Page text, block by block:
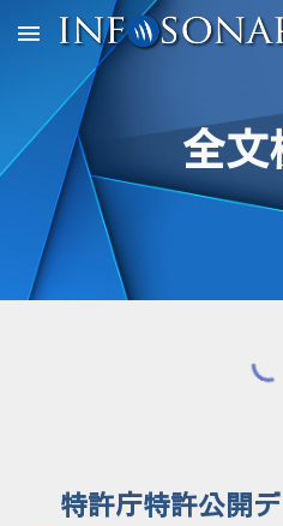
Skip to main content
全文
特許庁特許公開